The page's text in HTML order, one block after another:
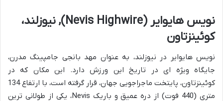
نویس هایوایر (Nevis Highwire), نیوزلند،
کوئینزتاون
نویس هایوایر در نیوزلند، به عنوان مهد بانجی جامپینگ مدرن،
جایگاه ویژه ای در تاریخ این ورزش دارد. این مکان که در
کوئینزتاون، پایتخت ماجراجویی جهان، قرار گرفته است، با ارتفاع 134
متری (440 فوت) از دره عمیق و باریک Nevis، یکی از طولانی ترین